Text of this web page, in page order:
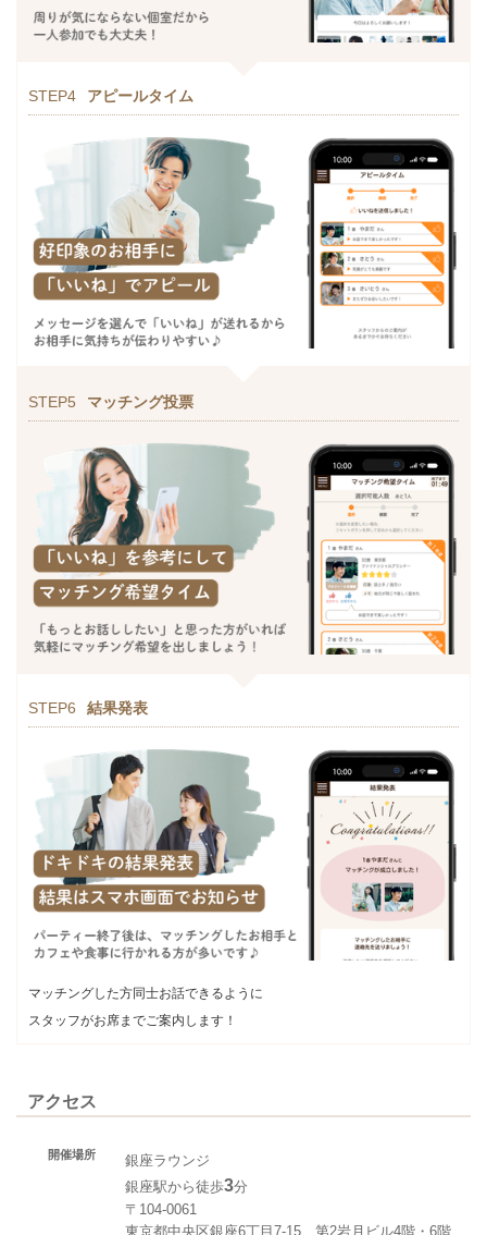
STEP4 アピールタイム
STEP5 マッチング投票
STEP6 結果発表
マッチングした方同士お話できるように
スタッフがお席までご案内します！
アクセス
開催場所
銀座ラウンジ
銀座駅から徒歩3分
〒104-0061
東京都中央区銀座6丁目7-15 第2岩月ビル4階・6階